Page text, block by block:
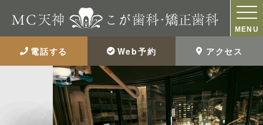
MENU
電話する Web予約 アクセス